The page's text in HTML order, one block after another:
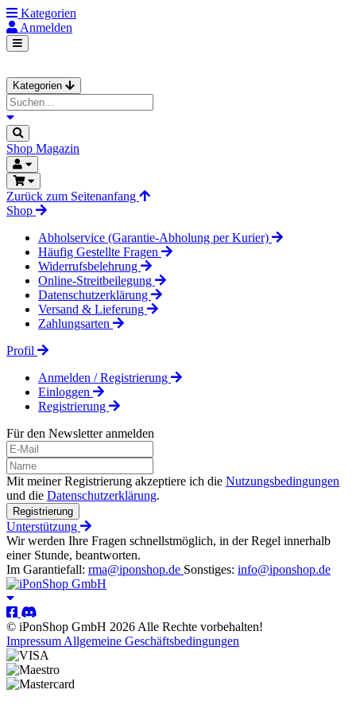
Kategorien
Anmelden
Kategorien
Shop Magazin
Zurück zum Seitenanfang
Shop
Abholservice (Garantie-Abholung per Kurier)
Häufig Gestellte Fragen
Widerrufsbelehrung
Online-Streitbeilegung
Datenschutzerklärung
Versand & Lieferung
Zahlungsarten
Profil
Anmelden / Registrierung
Einloggen
Registrierung
Für den Newsletter anmelden
Mit meiner Registrierung akzeptiere ich die Nutzungsbedingungen
und die Datenschutzerklärung.
Registrierung
Unterstützung
Wir werden Ihre Fragen schnellstmöglich, in der Regel innerhalb
einer Stunde, beantworten.
Im Garantiefall: rma@iponshop.de Sonstiges: info@iponshop.de
© iPonShop GmbH 2026 Alle Rechte vorbehalten!
Impressum Allgemeine Geschäftsbedingungen